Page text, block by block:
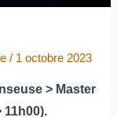
/ 1 octobre 2023
> Master
11h00).